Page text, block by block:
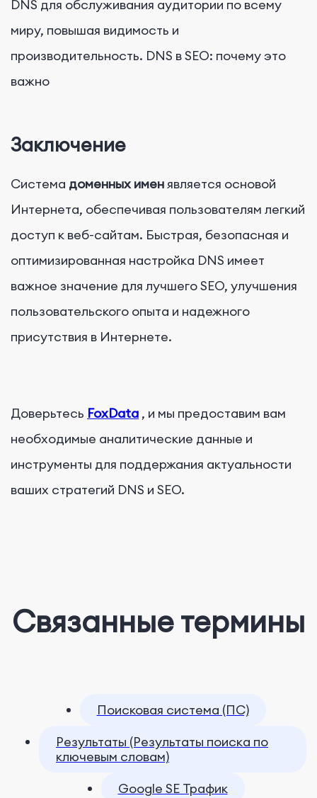
DNS для обслуживания аудитории по всему
миру, повышая видимость и
производительность. DNS в SEO: почему это
важно
Заключение
Система доменных именявляется основой
Интернета, обеспечивая пользователям легкий
доступ к веб-сайтам. Быстрая, безопасная и
оптимизированная настройка DNS имеет
важное значение для лучшего SEO, улучшения
пользовательского опыта и надежного
присутствия в Интернете.
Доверьтесь FoxData , и мы предоставим вам
необходимые аналитические данные и
инструменты для поддержания актуальности
ваших стратегий DNS и SEO.
Связанные термины
Поисковая система (ПС)
Результаты (Результаты поиска по
ключевым словам)
Google SE Трафик